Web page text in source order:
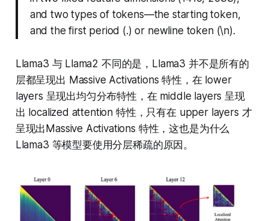
and two types of tokens—the starting token,
and the first period (.) or newline token (\n).
Llama3 与 Llama2 不同的是，Llama3 并不是所有的
层都呈现出 Massive Activations 特性，在 lower
layers 呈现出均匀分布特性，在 middle layers 呈现
出 localized attention 特性，只有在 upper layers 才
呈现出Massive Activations 特性，这也是为什么
Llama3 等模型要使用分层稀疏的原因。